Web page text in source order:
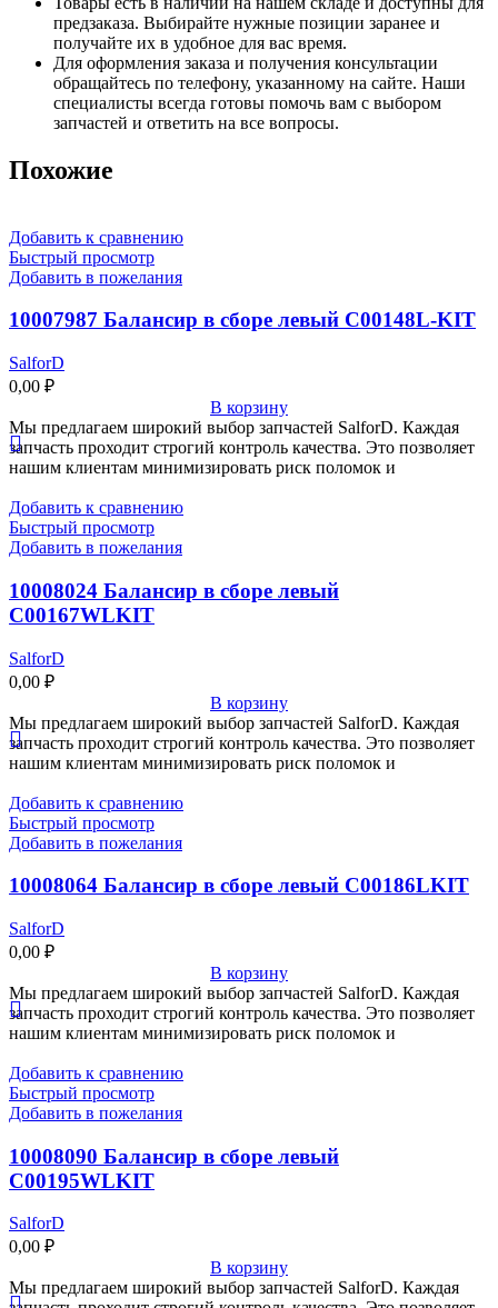
предзаказа. Выбирайте нужные позиции заранее и
получайте их в удобное для вас время.
Для оформления заказа и получения консультации
обращайтесь по телефону, указанному на сайте. Наши
специалисты всегда готовы помочь вам с выбором
запчастей и ответить на все вопросы.
Похожие
Добавить к сравнению
Быстрый просмотр
Добавить в пожелания
10007987 Балансир в сборе левый C00148L-KIT
SalforD
0,00 ₽
В корзину
Мы предлагаем широкий выбор запчастей SalforD. Каждая
запчасть проходит строгий контроль качества. Это позволяет
нашим клиентам минимизировать риск поломок и
Добавить к сравнению
Быстрый просмотр
Добавить в пожелания
10008024 Балансир в сборе левый
C00167WLKIT
SalforD
0,00 ₽
В корзину
Мы предлагаем широкий выбор запчастей SalforD. Каждая
запчасть проходит строгий контроль качества. Это позволяет
нашим клиентам минимизировать риск поломок и
Добавить к сравнению
Быстрый просмотр
Добавить в пожелания
10008064 Балансир в сборе левый C00186LKIT
SalforD
0,00 ₽
В корзину
Мы предлагаем широкий выбор запчастей SalforD. Каждая
запчасть проходит строгий контроль качества. Это позволяет
нашим клиентам минимизировать риск поломок и
Добавить к сравнению
Быстрый просмотр
Добавить в пожелания
10008090 Балансир в сборе левый
C00195WLKIT
SalforD
0,00 ₽
В корзину
Мы предлагаем широкий выбор запчастей SalforD. Каждая